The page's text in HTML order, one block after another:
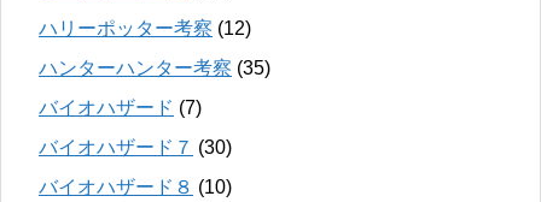
ハリーポッター考察 (12)
ハンターハンター考察 (35)
バイオハザード (7)
バイオハザード７ (30)
バイオハザード８ (10)